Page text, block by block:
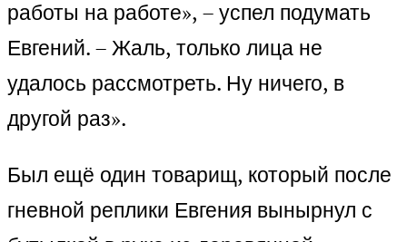
работы на работе», – успел подумать
Евгений. – Жаль, только лица не
удалось рассмотреть. Ну ничего, в
другой раз».
Был ещё один товарищ, который после
гневной реплики Евгения вынырнул с